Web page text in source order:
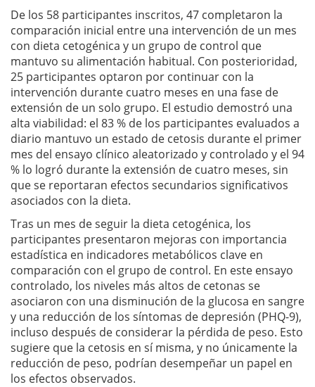
De los 58 participantes inscritos, 47 completaron la
comparación inicial entre una intervención de un mes
con dieta cetogénica y un grupo de control que
mantuvo su alimentación habitual. Con posterioridad,
25 participantes optaron por continuar con la
intervención durante cuatro meses en una fase de
extensión de un solo grupo. El estudio demostró una
alta viabilidad: el 83 % de los participantes evaluados a
diario mantuvo un estado de cetosis durante el primer
mes del ensayo clínico aleatorizado y controlado y el 94
% lo logró durante la extensión de cuatro meses, sin
que se reportaran efectos secundarios significativos
asociados con la dieta.
Tras un mes de seguir la dieta cetogénica, los
participantes presentaron mejoras con importancia
estadística en indicadores metabólicos clave en
comparación con el grupo de control. En este ensayo
controlado, los niveles más altos de cetonas se
asociaron con una disminución de la glucosa en sangre
y una reducción de los síntomas de depresión (PHQ-9),
incluso después de considerar la pérdida de peso. Esto
sugiere que la cetosis en sí misma, y no únicamente la
reducción de peso, podrían desempeñar un papel en
los efectos observados.